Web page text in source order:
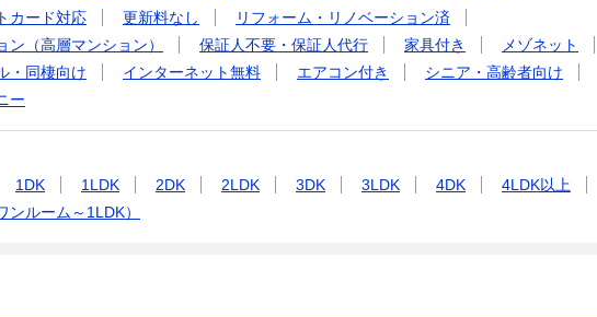
カード対応
更新料なし
リフォーム・リノベーション済
ン（高層マンション）
保証人不要・保証人代行 家具付き
メゾネット
・同棲向け
インターネット無料 エアコン付き
シニア・高齢者向け
ー
1DK 1LDK 2DK 2LDK 3DK 3LDK 4DK
4LDK以上
ンルーム～1LDK）